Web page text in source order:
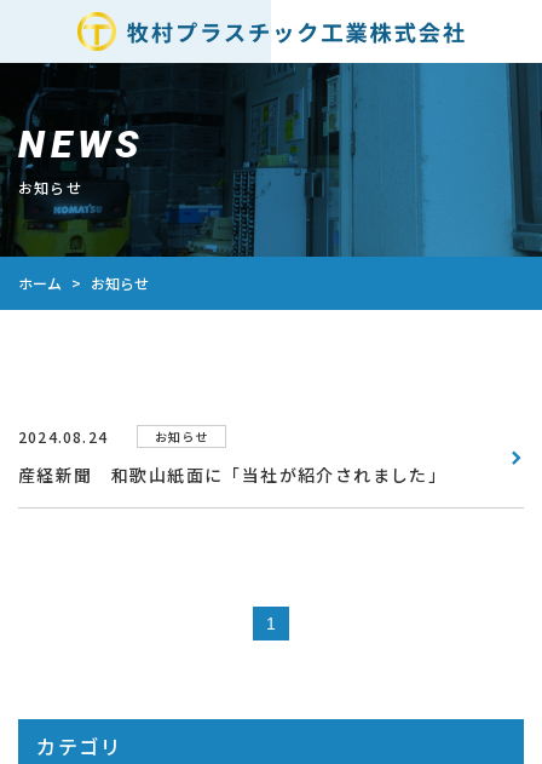
NEWS
お知らせ
ホーム > お知らせ
2024.08.24 お知らせ
産経新聞 和歌山紙面に「当社が紹介されました」
1
カテゴリ